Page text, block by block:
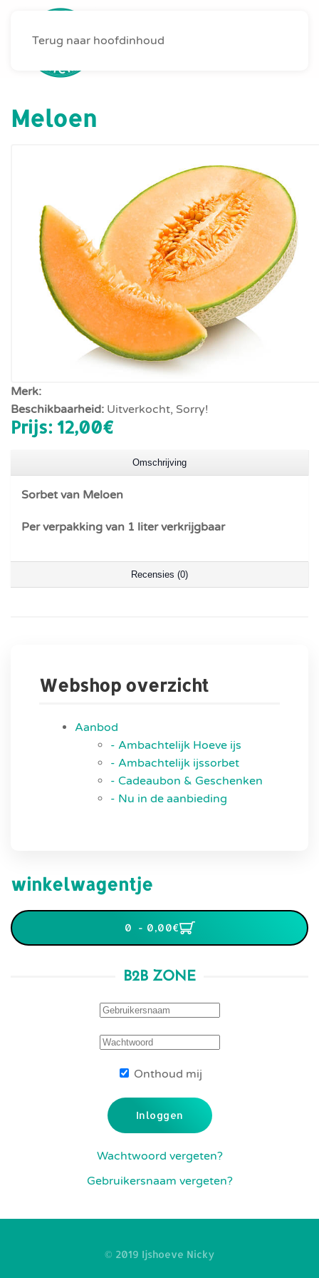
Terug naar hoofdinhoud
Meloen
Merk:
Beschikbaarheid: Uitverkocht, Sorry!
Prijs: 12,00‎€
Omschrijving
Sorbet van Meloen
Per verpakking van 1 liter verkrijgbaar
Recensies (0)
Webshop overzicht
Aanbod
- Ambachtelijk Hoeve ijs
- Ambachtelijk ijssorbet
- Cadeaubon & Geschenken
- Nu in de aanbieding
winkelwagentje
0 - 0,00‎€
B2B ZONE
Onthoud mij
Inloggen
Wachtwoord vergeten?
Gebruikersnaam vergeten?
© 2019 Ijshoeve Nicky